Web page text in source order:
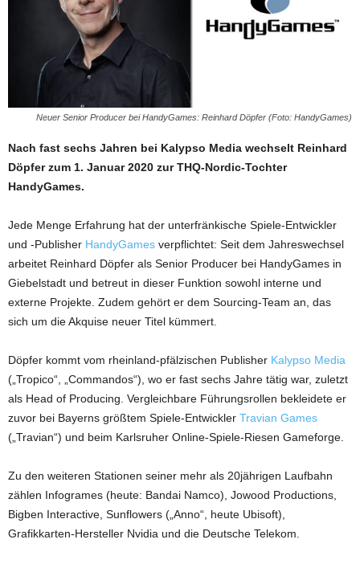
Neuer Senior Producer bei HandyGames: Reinhard Döpfer (Foto: HandyGames)
Nach fast sechs Jahren bei Kalypso Media wechselt Reinhard
Döpfer zum 1. Januar 2020 zur THQ-Nordic-Tochter
HandyGames.
Jede Menge Erfahrung hat der unterfränkische Spiele-Entwickler
und -Publisher HandyGames verpflichtet: Seit dem Jahreswechsel
arbeitet Reinhard Döpfer als Senior Producer bei HandyGames in
Giebelstadt und betreut in dieser Funktion sowohl interne und
externe Projekte. Zudem gehört er dem Sourcing-Team an, das
sich um die Akquise neuer Titel kümmert.
Döpfer kommt vom rheinland-pfälzischen Publisher Kalypso Media
(„Tropico“, „Commandos“), wo er fast sechs Jahre tätig war, zuletzt
als Head of Producing. Vergleichbare Führungsrollen bekleidete er
zuvor bei Bayerns größtem Spiele-Entwickler Travian Games
(„Travian“) und beim Karlsruher Online-Spiele-Riesen Gameforge.
Zu den weiteren Stationen seiner mehr als 20jährigen Laufbahn
zählen Infogrames (heute: Bandai Namco), Jowood Productions,
Bigben Interactive, Sunflowers („Anno“, heute Ubisoft),
Grafikkarten-Hersteller Nvidia und die Deutsche Telekom.